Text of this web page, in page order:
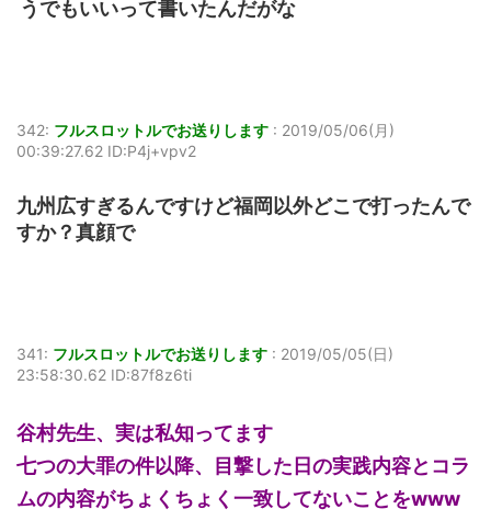
うでもいいって書いたんだがな
342: フルスロットルでお送りします : 2019/05/06(月)
00:39:27.62 ID:P4j+vpv2
九州広すぎるんですけど福岡以外どこで打ったんで
すか？真顔で
341: フルスロットルでお送りします : 2019/05/05(日)
23:58:30.62 ID:87f8z6ti
谷村先生、実は私知ってます
七つの大罪の件以降、目撃した日の実践内容とコラ
ムの内容がちょくちょく一致してないことをwww